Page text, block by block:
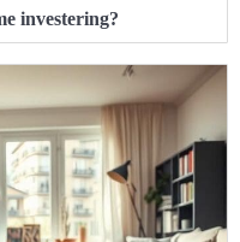
investering?